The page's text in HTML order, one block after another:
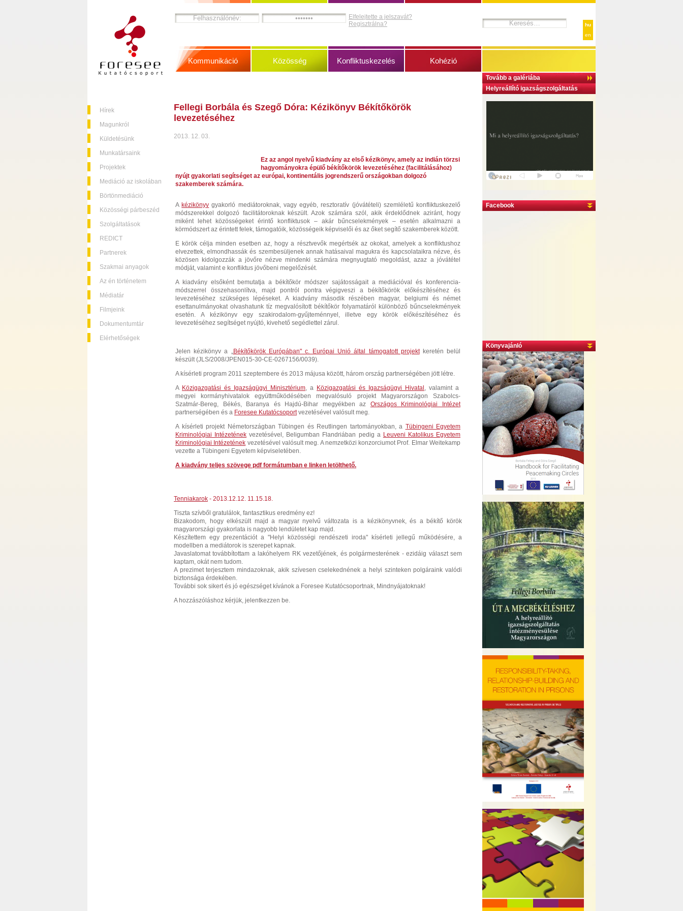
Hírek
Magunkról
Küldetésünk
Munkatársaink
Projektek
Mediáció az iskolában
Börtönmediáció
Közösségi párbeszéd
Szolgáltatások
REDICT
Partnerek
Szakmai anyagok
Az én történetem
Médiatár
Filmjeink
Dokumentumtár
Elérhetőségek
hu
en
Tovább a galériába
Helyreállító igazságszolgáltatás
Facebook
Könyvajánló
Elfelejtette a jelszavát?
Regisztrálna?
Kommunikáció Közösség Konfliktuskezelés Kohézió
Fellegi Borbála és Szegő Dóra: Kézikönyv Békítőkörök
levezetéséhez
2013. 12. 03.
Ez az angol nyelvű kiadvány az első kézikönyv, amely az indián törzsi
hagyományokra épülő békítőkörök levezetéséhez (facilitálásához)
nyújt gyakorlati segítséget az európai, kontinentális jogrendszerű országokban dolgozó
szakemberek számára.
A kézikönyv gyakorló mediátoroknak, vagy egyéb, resztoratív (jóvátételi) szemléletű konfliktuskezelő
módszerekkel dolgozó facilitátoroknak készült. Azok számára szól, akik érdeklődnek aziránt, hogy
miként lehet közösségeket érintő konfliktusok – akár bűncselekmények – esetén alkalmazni a
körmódszert az érintett felek, támogatóik, közösségeik képviselői és az őket segítő szakemberek között.
E körök célja minden esetben az, hogy a résztvevők megértsék az okokat, amelyek a konfliktushoz
elvezettek, elmondhassák és szembesüljenek annak hatásaival magukra és kapcsolataikra nézve, és
közösen kidolgozzák a jövőre nézve mindenki számára megnyugtató megoldást, azaz a jóvátétel
módját, valamint e konfliktus jövőbeni megelőzését.
A kiadvány elsőként bemutatja a békítőkör módszer sajátosságait a mediációval és konferencia-
módszerrel összehasonlítva, majd pontról pontra végigveszi a békítőkörök előkészítéséhez és
levezetéséhez szükséges lépéseket. A kiadvány második részében magyar, belgiumi és német
esettanulmányokat olvashatunk tíz megvalósított békítőkör folyamatáról különböző bűncselekmények
esetén. A kézikönyv egy szakirodalom-gyűjteménnyel, illetve egy körök előkészítéséhez és
levezetéséhez segítséget nyújtó, kivehető segédlettel zárul.
Jelen kézikönyv a „Békítőkörök Európában" c. Európai Unió által támogatott projektkeretén belül
készült (JLS/2008/JPEN015-30-CE-0267156/0039).
A kísérleti program 2011 szeptembere és 2013 májusa között, három ország partnerségében jött létre.
A Közigazgatási és Igazságügyi Minisztérium, a Közigazgatási és Igazságügyi Hivatal , valamint a
megyei kormányhivatalok együttműködésében megvalósuló projekt Magyarországon Szabolcs-
Szatmár-Bereg, Békés, Baranya és Hajdú-Bihar megyékben az Országos Kriminológiai Intézet
partnerségében és a Foresee Kutatócsoportvezetésével valósult meg.
A kísérleti projekt Németországban Tübingen és Reutlingen tartományokban, a Tübingeni Egyetem
Kriminológiai Intézetének vezetésével, Beligumban Flandriában pedig a Leuveni Katolikus Egyetem
Kriminológiai Intézetének vezetésével valósult meg. A nemzetközi konzorciumot Prof. Elmar Weitekamp
vezette a Tübingeni Egyetem képviseletében.
A kiadvány teljes szövege pdf formátumban e linken letölthető.
Tenniakarok - 2013.12.12. 11.15.18.
Tiszta szívből gratulálok, fantasztikus eredmény ez!
Bizakodom, hogy elkészült majd a magyar nyelvű változata is a kézikönyvnek, és a békítő körök
magyarországi gyakorlata is nagyobb lendületet kap majd.
Készítettem egy prezentációt a "Helyi közösségi rendészeti iroda" kísérleti jellegű működésére, a
modellben a mediátorok is szerepet kapnak.
Javaslatomat továbbítottam a lakóhelyem RK vezetőjének, és polgármesterének - ezidáig választ sem
kaptam, okát nem tudom.
A prezimet terjesztem mindazoknak, akik szívesen cselekednének a helyi szinteken polgáraink valódi
biztonsága érdekében.
További sok sikert és jó egészséget kívánok a Foresee Kutatócsoportnak, Mindnyájatoknak!
A hozzászóláshoz kérjük, jelentkezzen be.